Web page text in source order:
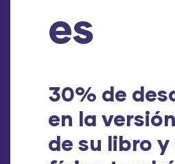
es
30% de
en la
de su libro